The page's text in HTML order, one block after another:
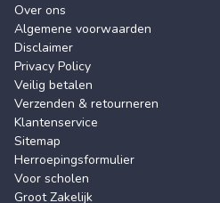
Over ons
Algemene voorwaarden
Disclaimer
Privacy Policy
Veilig betalen
Verzenden & retourneren
Klantenservice
Sitemap
Herroepingsformulier
Voor scholen
Groot Zakelijk